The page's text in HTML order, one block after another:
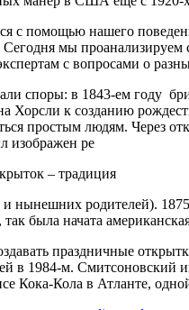
с помощью нашего
мы проанализируем
с вопросами о
споры: в 1843-ем году
Хорсли к созданию
простым людям. Через
изображен ре
и нынешних родителей).
была начата
праздничные
в 1984-м. Смитсоновский
Кока-Кола в Атланте,